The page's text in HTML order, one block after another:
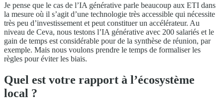
Je pense que le cas de l’IA générative parle beaucoup aux ETI dans
la mesure où il s’agit d’une technologie très accessible qui nécessite
très peu d’investissement et peut constituer un accélérateur. Au
niveau de Ceva, nous testons l’IA générative avec 200 salariés et le
gain de temps est considérable pour de la synthèse de réunion, par
exemple. Mais nous voulons prendre le temps de formaliser les
règles pour éviter les biais.
Quel est votre rapport à l’écosystème
local ?